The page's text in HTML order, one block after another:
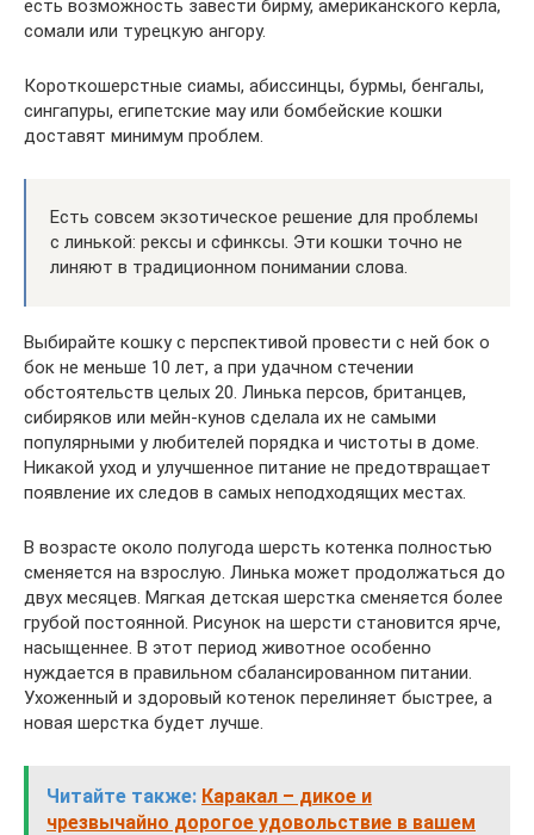
есть возможность завести бирму, американского керла,
сомали или турецкую ангору.
Короткошерстные сиамы, абиссинцы, бурмы, бенгалы,
сингапуры, египетские мау или бомбейские кошки
доставят минимум проблем.
Есть совсем экзотическое решение для проблемы
с линькой: рексы и сфинксы. Эти кошки точно не
линяют в традиционном понимании слова.
Выбирайте кошку с перспективой провести с ней бок о
бок не меньше 10 лет, а при удачном стечении
обстоятельств целых 20. Линька персов, британцев,
сибиряков или мейн-кунов сделала их не самыми
популярными у любителей порядка и чистоты в доме.
Никакой уход и улучшенное питание не предотвращает
появление их следов в самых неподходящих местах.
В возрасте около полугода шерсть котенка полностью
сменяется на взрослую. Линька может продолжаться до
двух месяцев. Мягкая детская шерстка сменяется более
грубой постоянной. Рисунок на шерсти становится ярче,
насыщеннее. В этот период животное особенно
нуждается в правильном сбалансированном питании.
Ухоженный и здоровый котенок перелиняет быстрее, а
новая шерстка будет лучше.
Читайте также: Каракал – дикое и
чрезвычайно дорогое удовольствие в вашем